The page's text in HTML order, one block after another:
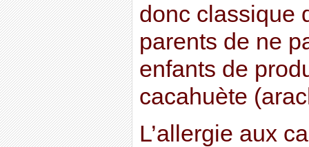
donc classique
parents de ne
enfants de
cacahuète
L’allergie aux